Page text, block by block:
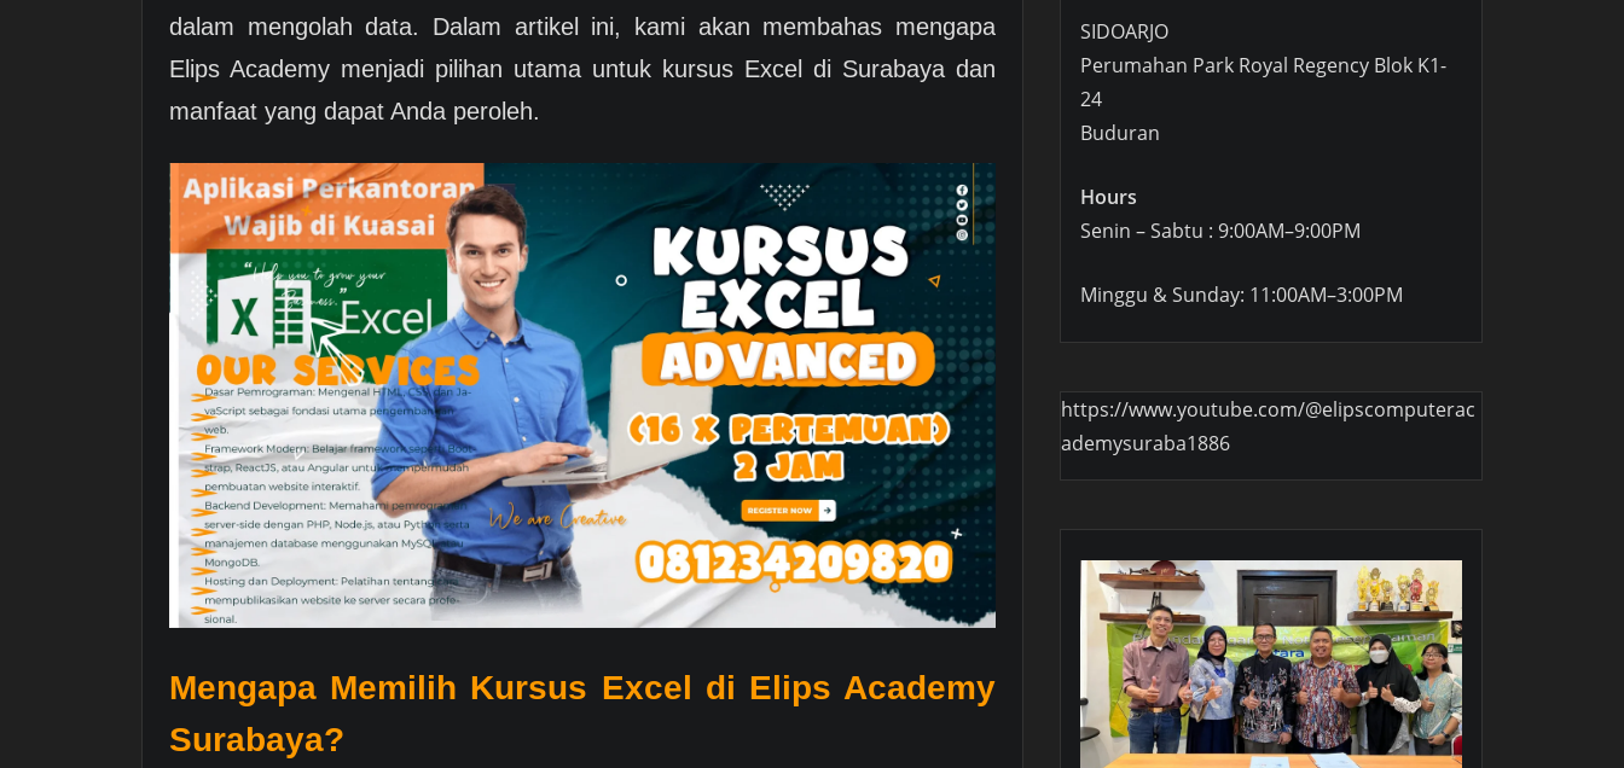
dalam mengolah data. Dalam artikel ini, kami akan membahas mengapa
Elips Academy menjadi pilihan utama untuk kursus Excel di Surabaya dan
manfaat yang dapat Anda peroleh.
Mengapa Memilih Kursus Excel di Elips Academy
Surabaya?
SIDOARJO
Perumahan Park Royal Regency Blok K1-
24
Buduran
Hours
Senin – Sabtu : 9:00AM–9:00PM
Minggu & Sunday: 11:00AM–3:00PM
https://www.youtube.com/@elipscomputerac
ademysuraba1886